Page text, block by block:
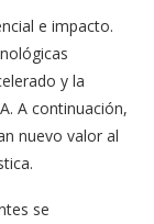
e impacto.
y la
A continuación,
nuevo valor al
se